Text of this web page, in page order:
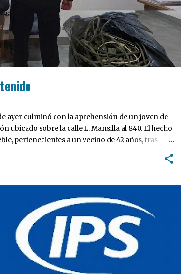
ayer culminó con la aprehensión de un joven de
ubicado sobre la calle L. Mansilla al 840. El hecho
pertenecientes a un vecino de 42 años, tras
INTERÉS GENERAL IPS JUBILADOS BONAERENSES